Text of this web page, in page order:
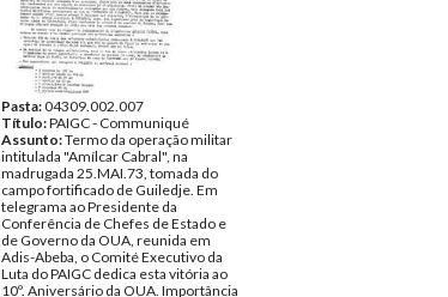
Pasta:04309.002.007
Título:PAIGC - Communiqué
Assunto:Termo da operação militar
intitulada "Amílcar Cabral", na
madrugada 25.MAI.73, tomada do
campo fortificado de Guiledje. Em
telegrama ao Presidente da
Conferência de Chefes de Estado e
de Governo da OUA, reunida em
Adis-Abeba, o Comité Executivo da
Luta do PAIGC dedica esta vitória ao
10º. Aniversário da OUA. Importância